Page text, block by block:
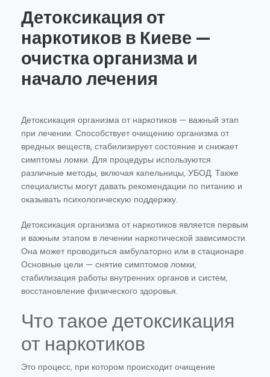
Детоксикация от
наркотиков в Киеве —
очистка организма и
начало лечения
Детоксикация организма от наркотиков — важный этап
при лечении. Способствует очищению организма от
вредных веществ, стабилизирует состояние и снижает
симптомы ломки. Для процедуры используются
различные методы, включая капельницы, УБОД. Также
специалисты могут давать рекомендации по питанию и
оказывать психологическую поддержку.
Детоксикация организма от наркотиков является первым
и важным этапом в лечении наркотической зависимости.
Она может проводиться амбулаторно или в стационаре.
Основные цели — снятие симптомов ломки,
стабилизация работы внутренних органов и систем,
восстановление физического здоровья.
Что такое детоксикация
от наркотиков
Это процесс, при котором происходит очищение